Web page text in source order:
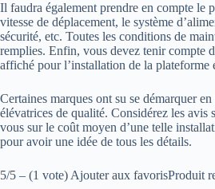
Il faudra également prendre en compte le
vitesse de déplacement, le système
sécurité, etc. Toutes les conditions de
remplies. Enfin, vous devez tenir compte
affiché pour l’installation de la plateforme
Certaines marques ont su se démarquer
élévatrices de qualité. Considérez les avis
vous sur le coût moyen d’une telle
pour avoir une idée de tous les détails.
5/5 – (1 vote) Ajouter aux favorisProduit